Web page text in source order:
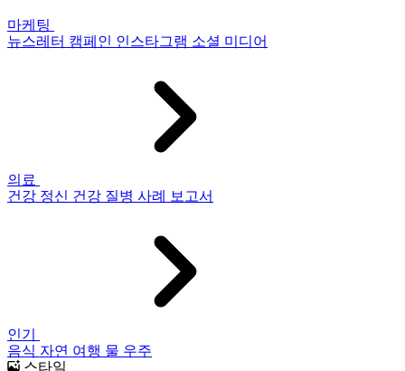
마케팅
뉴스레터 캠페인 인스타그램 소셜 미디어
의료
건강 정신 건강 질병 사례 보고서
인기
음식 자연 여행 물 우주
스타일